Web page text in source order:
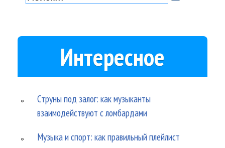
Интересное
Струны под залог: как музыканты
взаимодействуют с ломбардами
Музыка и спорт: как правильный плейлист